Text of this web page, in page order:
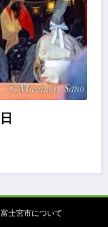
富士宮市について